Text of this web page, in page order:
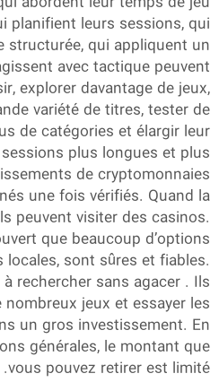
planifient leurs sessions, qui
structurée, qui appliquent un
avec tactique peuvent
explorer davantage de jeux,
variété de titres, tester de
de catégories et élargir leur
sessions plus longues et plus
de cryptomonnaies
une fois vérifiés. Quand la
peuvent visiter des casinos.
que beaucoup d’options
locales, sont sûres et fiables.
rechercher sans agacer . Ils
nombreux jeux et essayer les
un gros investissement. En
générales, le montant que
vous pouvez retirer est limité.